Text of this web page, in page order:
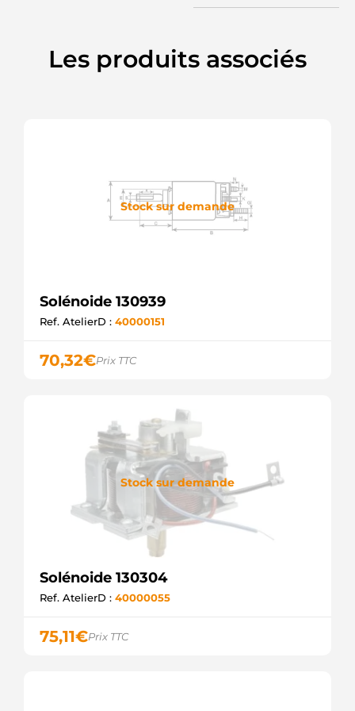
F032233454
Les produits associés
Stock sur demande
Solénoide 130939
Ref. AtelierD : 40000151
70,32€Prix TTC
Stock sur demande
Solénoide 130304
Ref. AtelierD : 40000055
75,11€Prix TTC